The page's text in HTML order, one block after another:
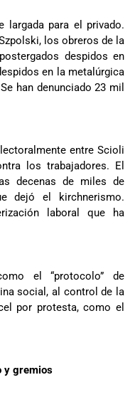
largada para el privado.
los obreros de la
despidos en
en la metalúrgica
han denunciado 23 mil
entre Scioli
los trabajadores. El
decenas de miles de
dejó el kirchnerismo.
laboral que ha
el “protocolo” de
social, al control de la
por protesta, como el
y gremios